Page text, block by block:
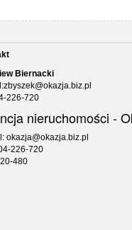
Biernacki
226-720
nieruchomości -
okazja@okazja.biz.pl
226-720
480